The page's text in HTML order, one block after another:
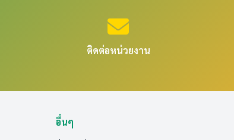
ติดต่อหน่วยงาน
อื่นๆ